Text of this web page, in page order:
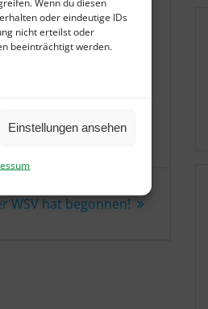
oder eindeutige IDs
nicht erteilst oder
beeinträchtigt werden.
Einstellungen ansehen
WSV hat begonnen!